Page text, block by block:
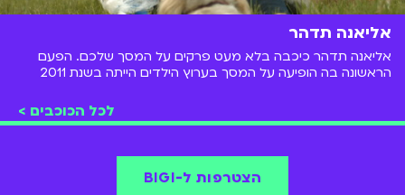
אליאנה תדהר
אליאנה תדהר כיכבה בלא מעט פרקים על המסך שלכם. הפעם
הראשונה בה הופיעה על המסך בערוץ הילדים הייתה בשנת 2011
למצוא כמה וכמה פסטיגלים, תפקידים בסדרות גאליס ו-
Oboy,השתתפות בהצגות, במופעים ובסרטים שונים וגם שירים
לכל הכוכבים >
הצטרפות ל-BIGI